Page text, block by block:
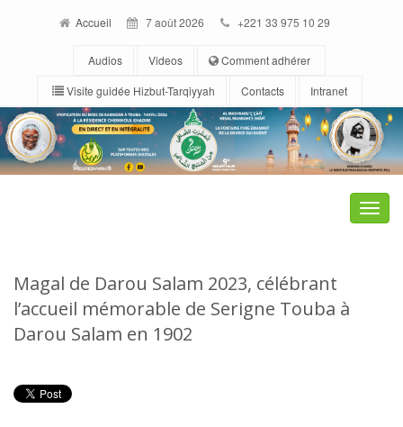
Accueil 7 août 2026 +221 33 975 10 29
Audios Videos
Comment adhérer
Visite guidée Hizbut-Tarqiyyah
Contacts Intranet
Toggle
Magal de Darou Salam 2023, célébrant
l’accueil mémorable de Serigne Touba à
Darou Salam en 1902